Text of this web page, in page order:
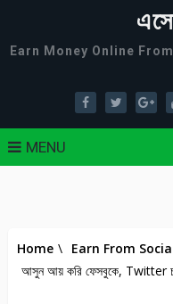
Earn Money Online
MENU
Home \ Earn From
আসুন আয় করি ফেসবুকে, Twitter